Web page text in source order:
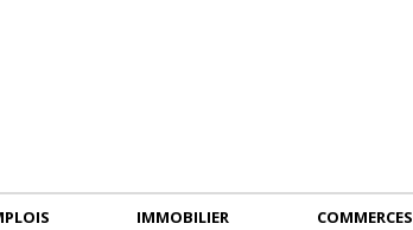
IMMOBILIER COMMERCES